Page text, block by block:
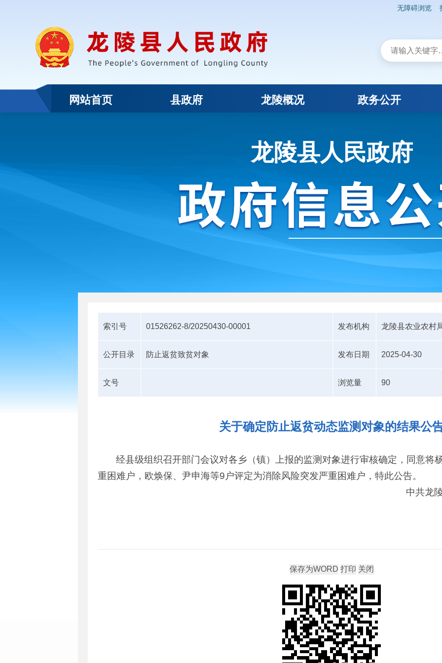
无障碍浏览
网站首页 县政府 龙陵概况 政务公开
龙陵县人民政府
索引号 01526262-8/20250430-00001 发布机构 龙陵县农业农村
公开目录 防止返贫致贫对象 发布日期 2025-04-30
文号 浏览量 90
关于确定防止返贫动态监测对象的结果公
经县级组织召开部门会议对各乡（镇）上报的监测对象进行审核确定，同意将
重困难户，欧焕保、尹申海等9户评定为消除风险突发严重困难户，特此公告。
中共龙